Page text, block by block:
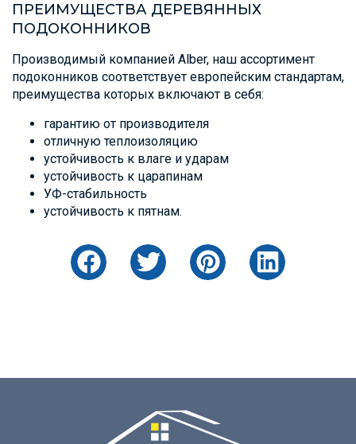
ПРЕИМУЩЕСТВА ДЕРЕВЯННЫХ
ПОДОКОННИКОВ
Производимый компанией Alber, наш ассортимент
подоконников соответствует европейским стандартам,
преимущества которых включают в себя:
гарантию от производителя
отличную теплоизоляцию
устойчивость к влаге и ударам
устойчивость к царапинам
УФ-стабильность
устойчивость к пятнам.